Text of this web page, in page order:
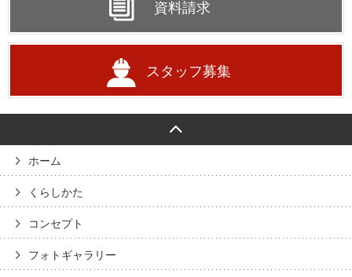
資料請求
スタッフ募集
ホーム
くらしかた
コンセプト
フォトギャラリー